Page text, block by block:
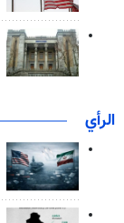
الرأي